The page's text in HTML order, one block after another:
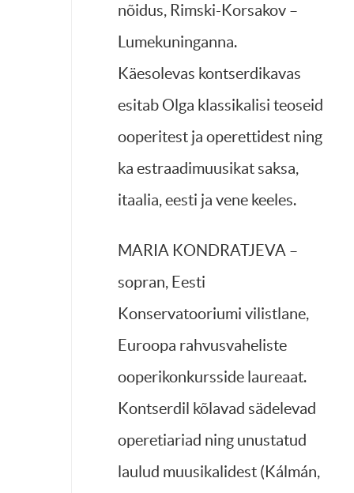
nõidus, Rimski-Korsakov –
Lumekuninganna.
Käesolevas kontserdikavas
esitab Olga klassikalisi teoseid
ooperitest ja operettidest ning
ka estraadimuusikat saksa,
itaalia, eesti ja vene keeles.
MARIA KONDRATJEVA –
sopran, Eesti
Konservatooriumi vilistlane,
Euroopa rahvusvaheliste
ooperikonkursside laureaat.
Kontserdil kõlavad sädelevad
operetiariad ning unustatud
laulud muusikalidest (Kálmán,